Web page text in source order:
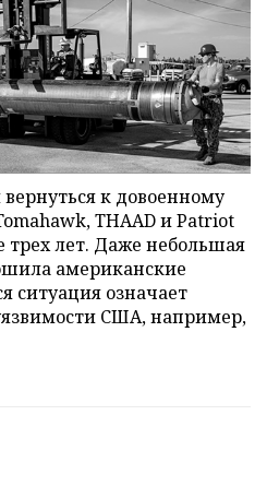
к довоенному
THAAD и Patriot
трех лет. Даже небольшая
американские
ситуация означает
США, например,